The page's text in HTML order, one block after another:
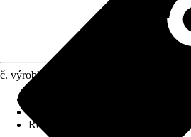
č. výrobku
Rozměry š x h bez přesahu střechy